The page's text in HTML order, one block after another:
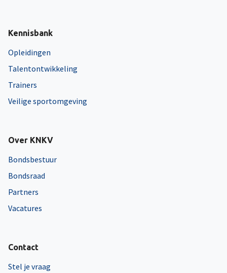
Kennisbank
Opleidingen
Talentontwikkeling
Trainers
Veilige sportomgeving
Over KNKV
Bondsbestuur
Bondsraad
Partners
Vacatures
Contact
Stel je vraag